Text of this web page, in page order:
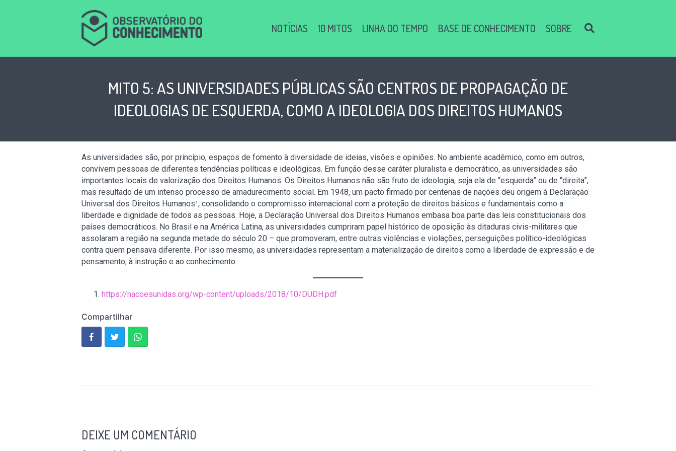
NOTÍCIAS 10 MITOS LINHA DO TEMPO BASE DE CONHECIMENTO SOBRE
MITO 5: AS UNIVERSIDADES PÚBLICAS SÃO CENTROS DE PROPAGAÇÃO DE
IDEOLOGIAS DE ESQUERDA, COMO A IDEOLOGIA DOS DIREITOS HUMANOS
As universidades são, por princípio, espaços de fomento à diversidade de ideias, visões e opiniões. No ambiente acadêmico, como em outros,
convivem pessoas de diferentes tendências políticas e ideológicas. Em função desse caráter pluralista e democrático, as universidades são
importantes locais de valorização dos Direitos Humanos. Os Direitos Humanos não são fruto de ideologia, seja ela de “esquerda” ou de “direita”,
mas resultado de um intenso processo de amadurecimento social. Em 1948, um pacto firmado por centenas de nações deu origem à Declaração
Universal dos Direitos Humanos¹, consolidando o compromisso internacional com a proteção de direitos básicos e fundamentais como a
liberdade e dignidade de todos as pessoas. Hoje, a Declaração Universal dos Direitos Humanos embasa boa parte das leis constitucionais dos
países democráticos. No Brasil e na América Latina, as universidades cumpriram papel histórico de oposição às ditaduras civis-militares que
assolaram a região na segunda metade do século 20 – que promoveram, entre outras violências e violações, perseguições político-ideológicas
contra quem pensava diferente. Por isso mesmo, as universidades representam a materialização de direitos como a liberdade de expressão e de
pensamento, à instrução e ao conhecimento.
https://nacoesunidas.org/wp-content/uploads/2018/10/DUDH.pdf
Compartilhar
DEIXE UM COMENTÁRIO